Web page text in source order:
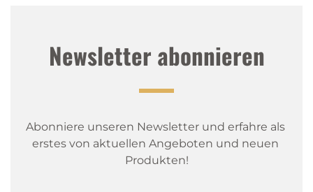
Newsletter abonnieren
Abonniere unseren Newsletter und erfahre als
erstes von aktuellen Angeboten und neuen
Produkten!